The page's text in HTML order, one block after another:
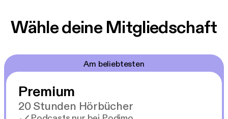
Wähle deine Mitgliedschaft
Am beliebtesten
Premium
20 Stunden Hörbücher